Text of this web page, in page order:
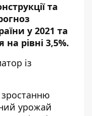
та
у 2021 та
на рівні 3,5%.
із
зростанню
урожай